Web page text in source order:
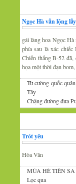
Ngọc Hà vẫn lộng
gái làng hoa Ngọc
phía sau là xác
Chiến thắng B-52 đã,
họa một thời đạn
Từ cường quốc
Tây
Chặng đường đưa
Trót yêu
Hòa Văn
MÙA HÈ TIÊN SA
Lọc qua